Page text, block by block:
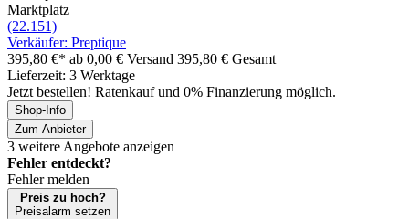
Marktplatz
(22.151)
Verkäufer: Preptique
395,80 €* ab 0,00 € Versand 395,80 € Gesamt
Lieferzeit: 3 Werktage
Jetzt bestellen! Ratenkauf und 0% Finanzierung möglich.
Shop-Info
Zum Anbieter
3 weitere Angebote anzeigen
Fehler entdeckt?
Fehler melden
Preis zu hoch?
Preisalarm setzen